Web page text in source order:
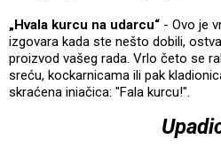
„Hvala kurcu na udarcu“ - Ovo je
izgovara kada ste nešto dobili,
proizvod vašeg rada. Vrlo četo se
sreću, kockarnicama ili pak
skraćena iniačica: "Fala kurcu!".